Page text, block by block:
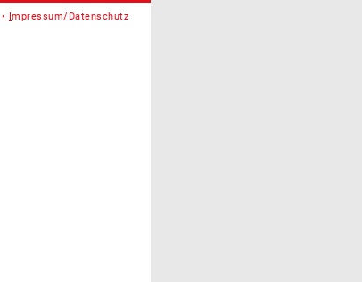
Impressum/Datenschutz